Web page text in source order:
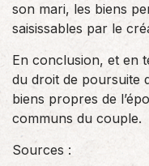
son mari, les biens
saisissables par le
En conclusion, et en
du droit de poursuite
biens propres de
communs du couple.
Sources :